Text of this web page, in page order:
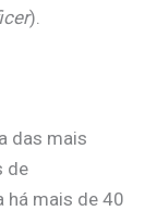
).
das mais
de
há mais de 40